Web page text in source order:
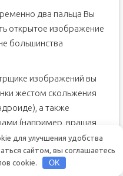
два пальца Вы
открытое изображение
большинства
изображений вы
жестом скольжения
а также
(например, вращая
большого, который в
точке).
для улучшения удобства
сайтом, вы соглашаетесь
cookie.
OK